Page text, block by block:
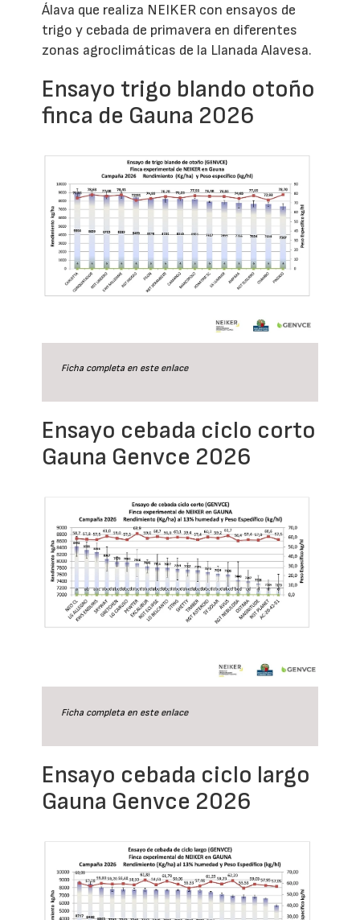
Álava que realiza NEIKER con ensayos de
trigo y cebada de primavera en diferentes
zonas agroclimáticas de la Llanada Alavesa.
Ensayo trigo blando otoño
finca de Gauna 2026
Ficha completa en este enlace
Ensayo cebada ciclo corto
Gauna Genvce 2026
Ficha completa en este enlace
Ensayo cebada ciclo largo
Gauna Genvce 2026